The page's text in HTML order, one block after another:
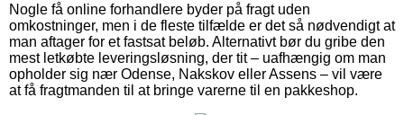
Nogle få online forhandlere byder på fragt uden
omkostninger, men i de fleste tilfælde er det så nødvendigt at
man aftager for et fastsat beløb. Alternativt bør du gribe den
mest letkøbte leveringsløsning, der tit – uafhængig om man
opholder sig nær Odense, Nakskov eller Assens – vil være
at få fragtmanden til at bringe varerne til en pakkeshop.